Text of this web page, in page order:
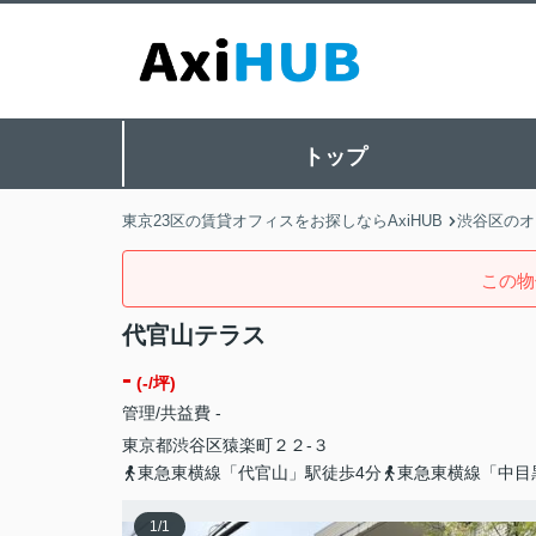
トップ
東京23区の賃貸オフィスをお探しならAxiHUB 渋谷区の
この
代官山テラス
- (-/坪)
管理/共益費 -
東京都渋谷区猿楽町２２-３
東急東横線「代官山」駅徒歩4分
東急東横線「中
1/1